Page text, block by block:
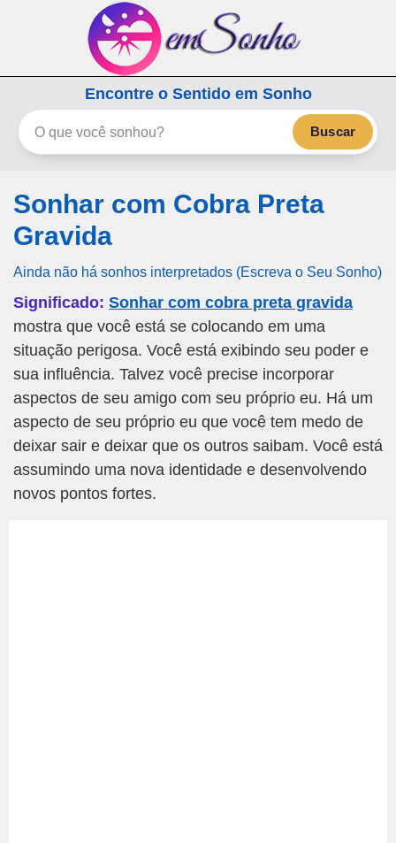
emSonho.com
Os sonhos significam mais
Encontre o Sentido em Sonho
Buscar
Sonhar com Cobra Preta
Gravida
Ainda não há sonhos interpretados (Escreva o Seu Sonho)
Significado: Sonhar com cobra preta gravida
mostra que você está se colocando em uma
situação perigosa. Você está exibindo seu poder e
sua influência. Talvez você precise incorporar
aspectos de seu amigo com seu próprio eu. Há um
aspecto de seu próprio eu que você tem medo de
deixar sair e deixar que os outros saibam. Você está
assumindo uma nova identidade e desenvolvendo
novos pontos fortes.